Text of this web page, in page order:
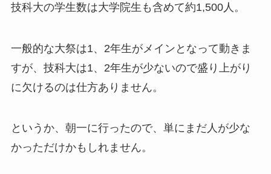
技科大の学生数は大学院生も含めて約1,500人。
一般的な大祭は1、2年生がメインとなって動きま
すが、技科大は1、2年生が少ないので盛り上がり
に欠けるのは仕方ありません。
というか、朝一に行ったので、単にまだ人が少な
かっただけかもしれません。